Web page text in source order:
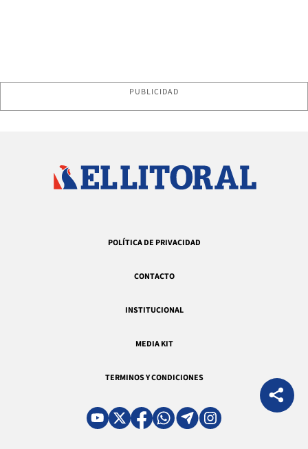
PUBLICIDAD
POLÍTICA DE PRIVACIDAD
CONTACTO
INSTITUCIONAL
MEDIA KIT
TERMINOS Y CONDICIONES